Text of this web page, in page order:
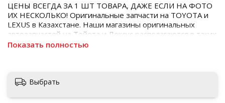
ЦЕНЫ ВСЕГДА ЗА 1 ШТ ТОВАРА, ДАЖЕ ЕСЛИ НА ФОТО
ИХ НЕСКОЛЬКО! Оригинальные запчасти на TOYOTA и
LEXUS в Казахстане. Наши магазины оригинальных
автозапчастей на Тойота и Лексус располагаются в таких
городах как Алматы, Астана, Шымкент, Кызылорда и
Показать полностью
Выбрать